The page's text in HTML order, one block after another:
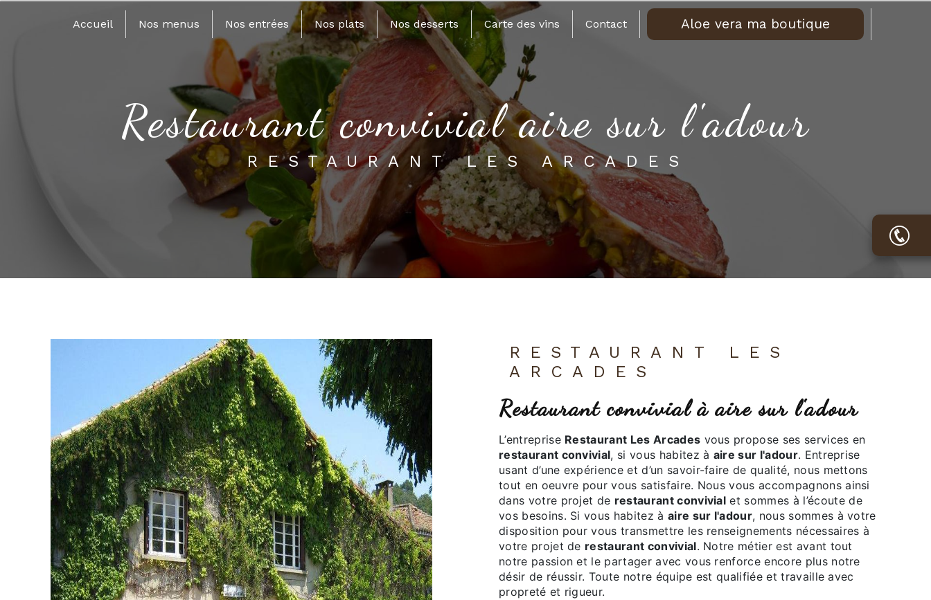
Accueil Nos menus Nos entrées Nos plats Nos desserts Carte des vins Contact Aloe vera ma boutique
restaurant convivial aire sur l'adour
RESTAURANT LES ARCADES
RESTAURANT LES
ARCADES
restaurant convivial à aire sur l'adour
L’entreprise Restaurant Les Arcades vous propose ses services en
restaurant convivial, si vous habitez à aire sur l'adour. Entreprise
usant d’une expérience et d’un savoir-faire de qualité, nous mettons
tout en oeuvre pour vous satisfaire. Nous vous accompagnons ainsi
dans votre projet de restaurant convivial et sommes à l’écoute de
vos besoins. Si vous habitez à aire sur l'adour, nous sommes à votre
disposition pour vous transmettre les renseignements nécessaires à
votre projet de restaurant convivial. Notre métier est avant tout
notre passion et le partager avec vous renforce encore plus notre
désir de réussir. Toute notre équipe est qualifiée et travaille avec
propreté et rigueur.
Panneau de gestion des cookies